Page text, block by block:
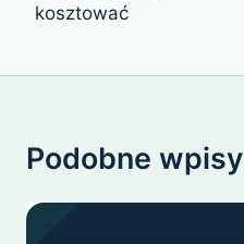
kosztować
Podobne wpisy